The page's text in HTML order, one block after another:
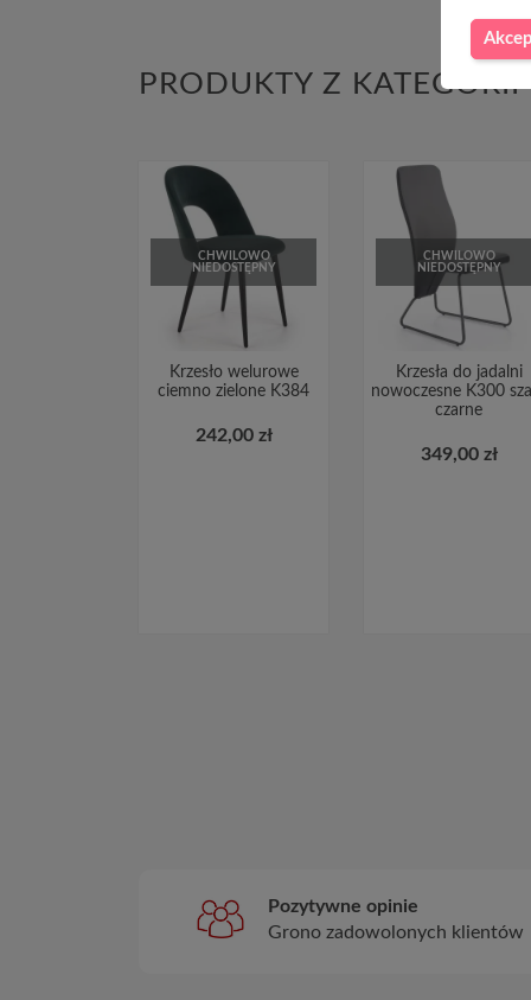
PRODUKTY Z KATEGORII
CHWILOWO
NIEDOSTĘPNY
Krzesło welurowe
ciemno zielone K384
242,00 zł
CHWILOWO
NIEDOSTĘPNY
Krzesła do jadalni
nowoczesne K300
czarne
349,00 zł
Pozytywne opinie
Grono zadowolonych klientów